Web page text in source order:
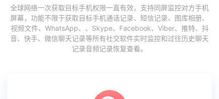
全球网络一次获取目标手机权限一直有效，支持同屏监控对方手机
屏幕，功能不限于获取目标手机通话记录、短信记录、图库相册、
视频文件、WhatsApp、、Skype、Facebook、Viber、推特、抖
音、快手、微信聊天记录等所有社交软件实时监控和过往历史聊天
记录音频记录恢复查看。